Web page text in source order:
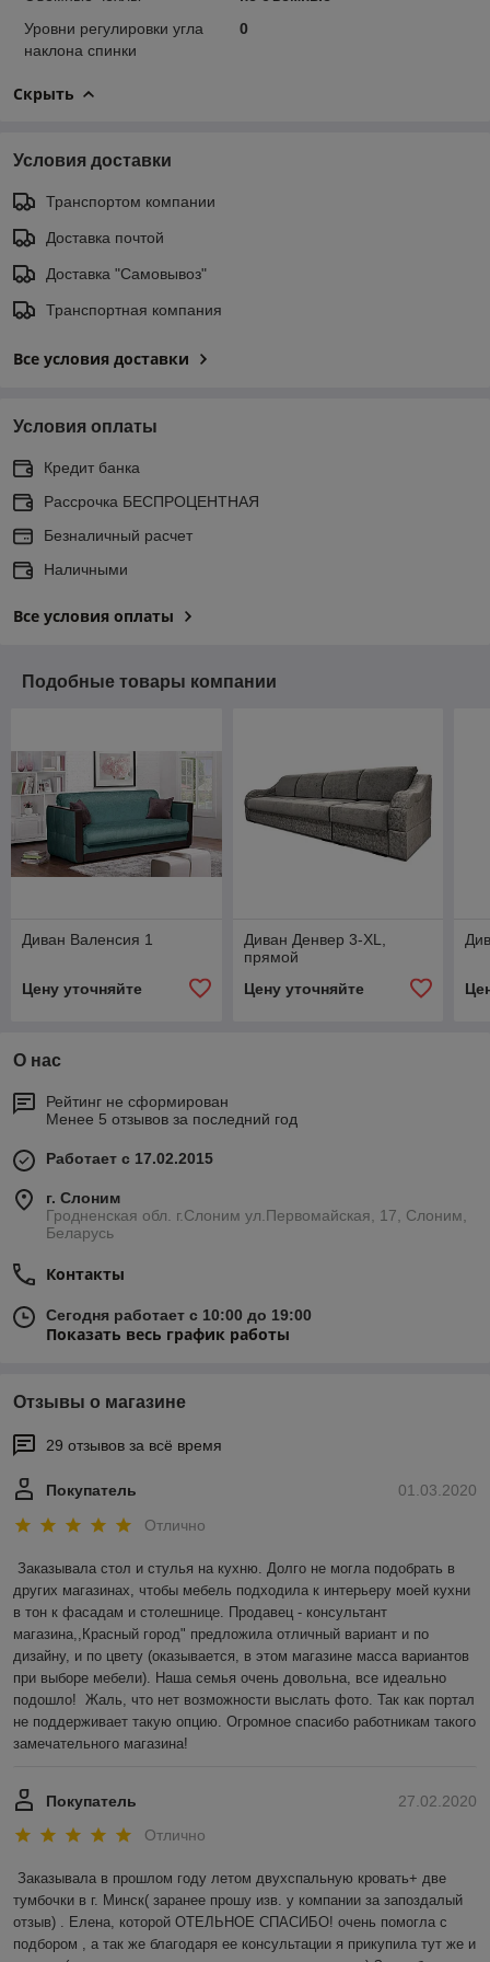
Уровни регулировки угла
наклона спинки
0
Скрыть
Условия доставки
Транспортом компании
Доставка почтой
Доставка "Самовывоз"
Транспортная компания
Все условия доставки
Условия оплаты
Кредит банка
Рассрочка БЕСПРОЦЕНТНАЯ
Безналичный расчет
Наличными
Все условия оплаты
Подобные товары компании
Диван Валенсия 1
Цену уточняйте
Диван Денвер 3-XL,
прямой
Цену уточняйте
О нас
Рейтинг не сформирован
Менее 5 отзывов за последний год
Работает с 17.02.2015
г. Слоним
Гродненская обл. г.Слоним ул.Первомайская, 17, Слоним,
Беларусь
Контакты
Сегодня работает с 10:00 до 19:00
Показать весь график работы
Отзывы о магазине
29 отзывов за всё время
01.03.2020
Покупатель
Отлично
Заказывала стол и стулья на кухню. Долго не могла подобрать в
других магазинах, чтобы мебель подходила к интерьеру моей кухни
в тон к фасадам и столешнице. Продавец - консультант
магазина,,Красный город" предложила отличный вариант и по
дизайну, и по цвету (оказывается, в этом магазине масса вариантов
при выборе мебели). Наша семья очень довольна, все идеально
подошло!  Жаль, что нет возможности выслать фото. Так как портал
не поддерживает такую опцию. Огромное спасибо работникам такого
замечательного магазина!
27.02.2020
Покупатель
Отлично
Заказывала в прошлом году летом двухспальную кровать+ две
тумбочки в г. Минск( заранее прошу изв. у компании за запоздалый
отзыв) . Елена, которой ОТЕЛЬНОЕ СПАСИБО! очень помогла с
подбором , а так же благодаря ее консультации я прикупила тут же и